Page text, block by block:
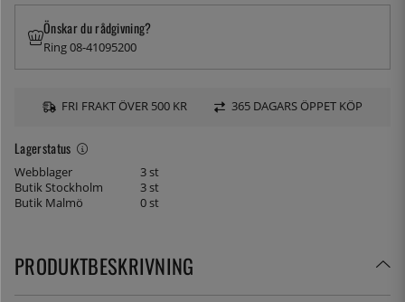
Lagerstatus
Webblager
3 st
Butik Stockholm
3 st
Butik Malmö
0 st
Önskar du rådgivning?
Ring 08-41095200
FRI FRAKT ÖVER 500 KR 365 DAGARS ÖPPET KÖP
PRODUKTBESKRIVNING